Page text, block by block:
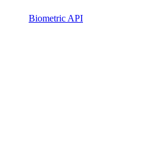
Biometric API